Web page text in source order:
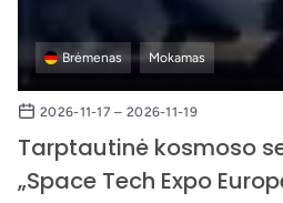
Brėmenas Mokamas
2026-11-17 – 2026-11-19
Tarptautinė kosmoso
„Space Tech Expo